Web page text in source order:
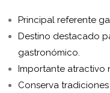
Principal referente
Destino destacado
gastronómico.
Importante atractivo
Conserva